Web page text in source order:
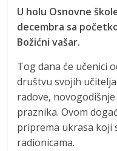
U holu Osnovne
decembra sa
Božićni vašar.
Tog dana će učenici
društvu svojih
radove,
praznika. Ovom
priprema ukrasa koji
radionicama.